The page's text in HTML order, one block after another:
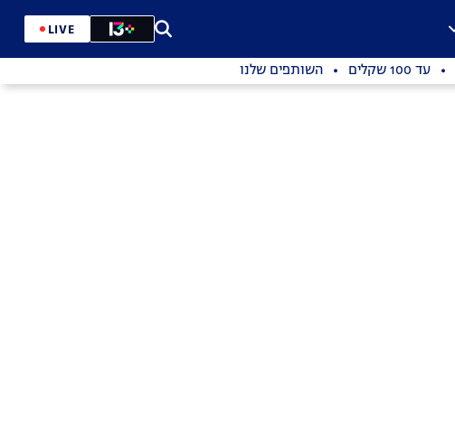
LIVE
עד 100 שקלים השותפים שלנו